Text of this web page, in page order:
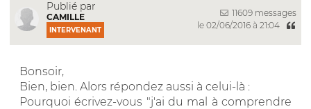
Publié par
CAMILLE
INTERVENANT
11609 messages
le 02/06/2016 à 21:04
Bonsoir,
Bien, bien. Alors répondez aussi à celui-là :
Pourquoi écrivez-vous "j'ai du mal à comprendre